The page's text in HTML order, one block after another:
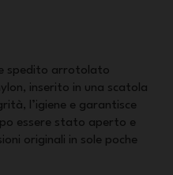
spedito arrotolato
inserito in una scatola
l’igiene e garantisce
essere stato aperto e
originali in sole poche